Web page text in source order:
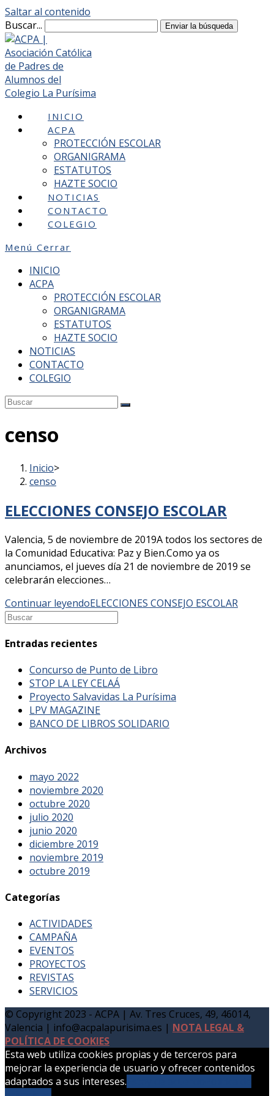
Saltar al contenido
Buscar...
Enviar la búsqueda
INICIO
ACPA
PROTECCIÓN ESCOLAR
ORGANIGRAMA
ESTATUTOS
HAZTE SOCIO
NOTICIAS
CONTACTO
COLEGIO
Menú Cerrar
INICIO
ACPA
PROTECCIÓN ESCOLAR
ORGANIGRAMA
ESTATUTOS
HAZTE SOCIO
NOTICIAS
CONTACTO
COLEGIO
censo
Inicio>
censo
ELECCIONES CONSEJO ESCOLAR
Valencia, 5 de noviembre de 2019A todos los sectores de
la Comunidad Educativa: Paz y Bien.Como ya os
anunciamos, el jueves día 21 de noviembre de 2019 se
celebrarán elecciones…
Continuar leyendoELECCIONES CONSEJO ESCOLAR
Entradas recientes
Concurso de Punto de Libro
STOP LA LEY CELAÁ
Proyecto Salvavidas La Purísima
LPV MAGAZINE
BANCO DE LIBROS SOLIDARIO
Archivos
mayo 2022
noviembre 2020
octubre 2020
julio 2020
junio 2020
diciembre 2019
noviembre 2019
octubre 2019
Categorías
ACTIVIDADES
CAMPAÑA
EVENTOS
PROYECTOS
REVISTAS
SERVICIOS
© Copyright 2023 - ACPA | Av. Tres Cruces, 49, 46014,
Valencia | info@acpalapurisima.es | NOTA LEGAL &
POLÍTICA DE COOKIES
Esta web utiliza cookies propias y de terceros para
mejorar la experiencia de usuario y ofrecer contenidos
adaptados a sus intereses.